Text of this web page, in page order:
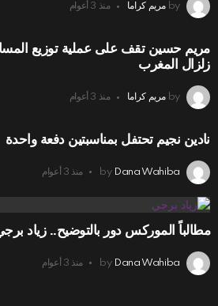
by مريم كراما منذ 3 أعوام
مريم حسين تقف على عملية توزيع
زلزال المغرب
by مريم كراما منذ 3 أعوام
نادين نجيم تحتفل بمناسبتين دفعة واحدة
by Dana Wahiba منذ 3 أعوام
مطالباً الموركس دور بالتوضيح.. زياد
by Dana Wahiba منذ 3 أعوام